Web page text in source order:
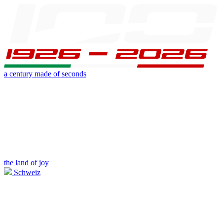
a century made of seconds
the land of joy
Schweiz